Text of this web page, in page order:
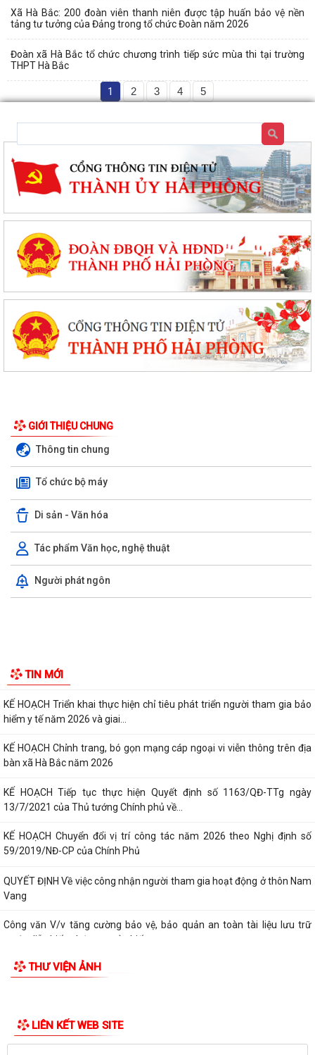
Xã Hà Bắc: 200 đoàn viên thanh niên được tập huấn bảo vệ nền
tảng tư tưởng của Đảng trong tổ chức Đoàn năm 2026
Đoàn xã Hà Bắc tổ chức chương trình tiếp sức mùa thi tại trường
THPT Hà Bắc
1 2 3 4 5
GIỚI THIỆU CHUNG
Thông tin chung
Tổ chức bộ máy
Di sản - Văn hóa
Tác phẩm Văn học, nghệ thuật
Người phát ngôn
TIN MỚI
cuốn lá nhỏ lứa 5 phát sinh gây hại.
hội viên phụ nữ trên địa bàn
Ban chỉ huy quân sự xã Hà Bắc tiếp nhận đơn xung phong tình nguyện
nhập ngũ năm 2027 của 4 công dân
Xã Hà Bắc: Bế mạc lớp bồi dưỡng kiến thức quốc phòng và an ninh đối
tượng 4 năm 2026.
KẾ HOẠCH Triển khai thực hiện chỉ tiêu phát triển người tham gia bảo
hiểm y tế năm 2026 và giai...
KẾ HOẠCH Chỉnh trang, bó gọn mạng cáp ngoại vi viễn thông trên địa
bàn xã Hà Bắc năm 2026
KẾ HOẠCH Tiếp tục thực hiện Quyết định số 1163/QĐ-TTg ngày
13/7/2021 của Thủ tướng Chính phủ về...
KẾ HOẠCH Chuyển đổi vị trí công tác năm 2026 theo Nghị định số
59/2019/NĐ-CP của Chính Phủ
QUYẾT ĐỊNH Về việc công nhận người tham gia hoạt động ở thôn Nam
trước diễn biến phức tạp của biến...